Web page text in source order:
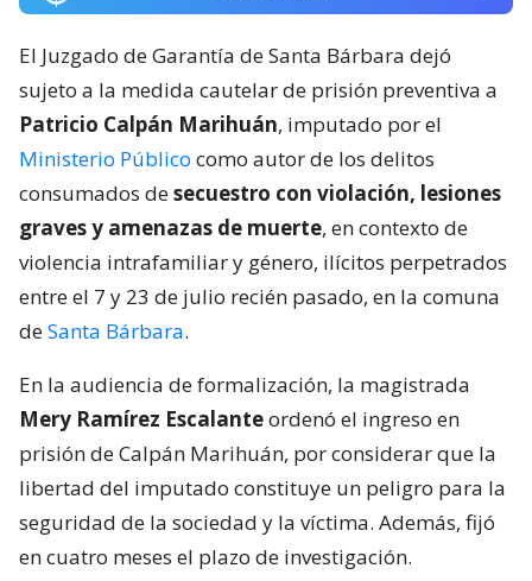
El Juzgado de Garantía de Santa Bárbara dejó
sujeto a la medida cautelar de prisión preventiva a
Patricio Calpán Marihuán, imputado por el
Ministerio Público como autor de los delitos
consumados desecuestro con violación, lesiones
graves y amenazas de muerte, en contexto de
violencia intrafamiliar y género, ilícitos perpetrados
entre el 7 y 23 de julio recién pasado, en la comuna
deSanta Bárbara.
En la audiencia de formalización, la magistrada
Mery Ramírez Escalanteordenó el ingreso en
prisión de Calpán Marihuán, por considerar que la
libertad del imputado constituye un peligro para la
seguridad de la sociedad y la víctima. Además, fijó
en cuatro meses el plazo de investigación.